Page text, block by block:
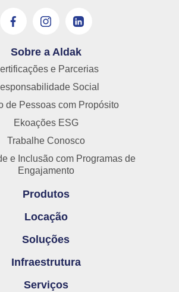
Sobre a Aldak
e Parcerias
Social
de Pessoas com Propósito
Ekoações ESG
Trabalhe Conosco
e Inclusão com Programas de
Engajamento
Produtos
Locação
Soluções
Infraestrutura
Serviços